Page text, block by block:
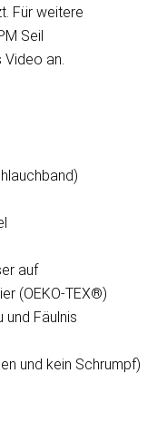
Für weitere
Seil
Video an.
auf
(OEKO-TEX®)
Fäulnis
und kein Schrumpf)